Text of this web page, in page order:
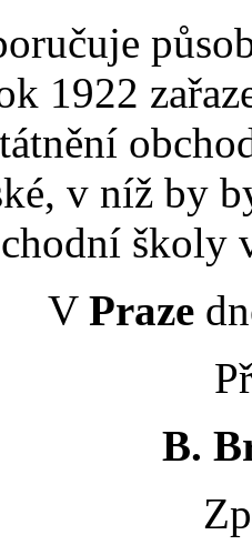
1922
v níž by
školy
V Praze
B.